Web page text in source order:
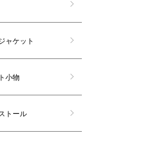
ャケット
小物
トール